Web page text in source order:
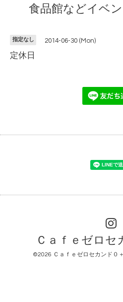
食品館などイベ
指定なし 2014-06-30 (Mon)
定休日
Ｃａｆｅゼロセ
©2026 Ｃａｆｅゼロセカンド０